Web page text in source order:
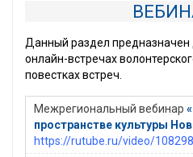
Данный раздел
онлайн-встречах
повестках встреч.
Межрегиональный вебинар
пространстве культуры
https://rutube.ru/video/